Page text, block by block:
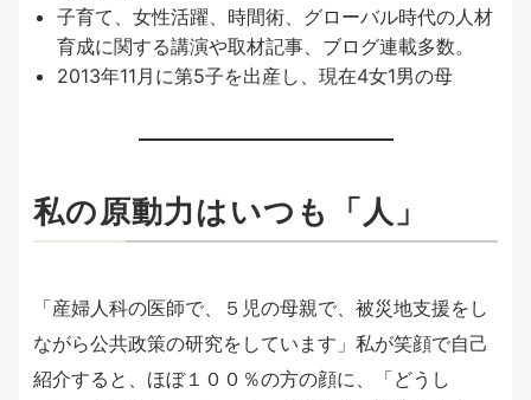
子育て、女性活躍、時間術、グローバル時代の人材
育成に関する講演や取材記事、ブログ連載多数。
2013年11月に第5子を出産し、現在4女1男の母
私の原動力はいつも「人」
「産婦人科の医師で、５児の母親で、被災地支援をし
ながら公共政策の研究をしています」私が笑顔で自己
紹介すると、ほぼ１００％の方の顔に、「どうし